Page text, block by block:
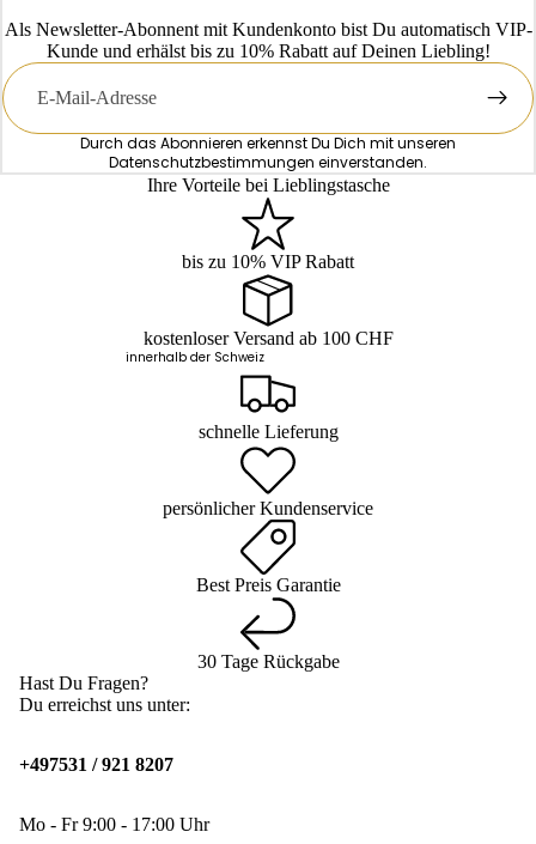
Als Newsletter-Abonnent mit Kundenkonto bist Du automatisch VIP-
Kunde und erhälst bis zu 10% Rabatt auf Deinen Liebling!
E-
Mail
Durch das Abonnieren erkennst Du Dich mit unseren
Datenschutzbestimmungen einverstanden.
Ihre Vorteile bei Lieblingstasche
bis zu 10% VIP Rabatt
kostenloser Versand ab 100 CHF
innerhalb der Schweiz
schnelle Lieferung
persönlicher Kundenservice
Best Preis Garantie
30 Tage Rückgabe
Hast Du Fragen?
Du erreichst uns unter:
+497531 / 921 8207
Mo - Fr 9:00 - 17:00 Uhr